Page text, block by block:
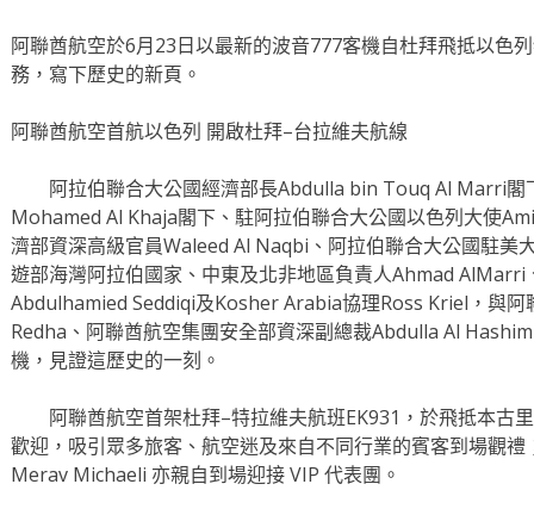
阿聯酋航空於6月23日以最新的波音777客機自杜拜飛抵以色
務，寫下歷史的新頁。
阿聯酋航空首航以色列 開啟杜拜–台拉維夫航線
阿拉伯聯合大公國經濟部長Abdulla bin Touq Al Marri閣
Mohamed Al Khaja閣下、駐阿拉伯聯合大公國以色列大使
濟部資深高級官員Waleed Al Naqbi、阿拉伯聯合大公國駐美
遊部海灣阿拉伯國家、中東及北非地區負責人Ahmad
Abdulhamied Seddiqi及Kosher Arabia協理Ross Kriel，與阿
Redha、阿聯酋航空集團安全部資深副總裁Abdulla Al
機，見證這歷史的一刻。
阿聯酋航空首架杜拜–特拉維夫航班EK931，於飛抵本古
歡迎，吸引眾多旅客、航空迷及來自不同行業的賓客到場觀
Merav Michaeli 亦親自到場迎接 VIP 代表團。